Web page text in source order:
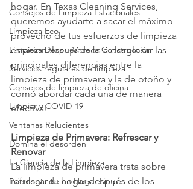
Consejos de Limpieza Estacionales
Limpieza Eco
Limpieza Después de la Construcción
Servicios regulares de limpieza
Consejos de limpieza de oficina
Limpiar y COVID-19
Ventanas Relucientes
Domina el desorden
La Ciencia de la Limpieza
Psicología de un Hogar Limpio
hogar. En Texas Cleaning Services,
queremos ayudarte a sacar el máximo
provecho de tus esfuerzos de limpieza
estacionales. ¡Vamos a desglosar las
principales diferencias entre la
limpieza de primavera y la de otoño y
cómo abordar cada una de manera
efectiva!
Limpieza de Primavera: Refrescar y
Renovar
La limpieza de primavera trata sobre
refrescar tu hogar después de los